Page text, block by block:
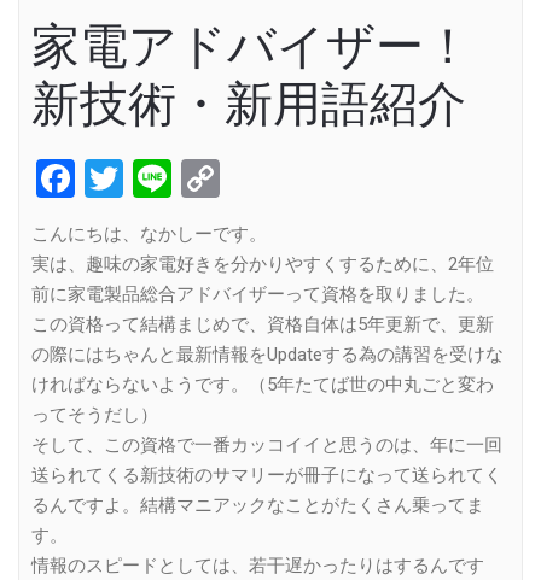
家電アドバイザー！
新技術・新用語紹介
Facebook
Twitter
Line
Link
こんにちは、なかしーです。
実は、趣味の家電好きを分かりやすくするために、2年位
前に家電製品総合アドバイザーって資格を取りました。
この資格って結構まじめで、資格自体は5年更新で、更新
の際にはちゃんと最新情報をUpdateする為の講習を受けな
ければならないようです。（5年たてば世の中丸ごと変わ
ってそうだし）
そして、この資格で一番カッコイイと思うのは、年に一回
送られてくる新技術のサマリーが冊子になって送られてく
るんですよ。結構マニアックなことがたくさん乗ってま
す。
情報のスピードとしては、若干遅かったりはするんです